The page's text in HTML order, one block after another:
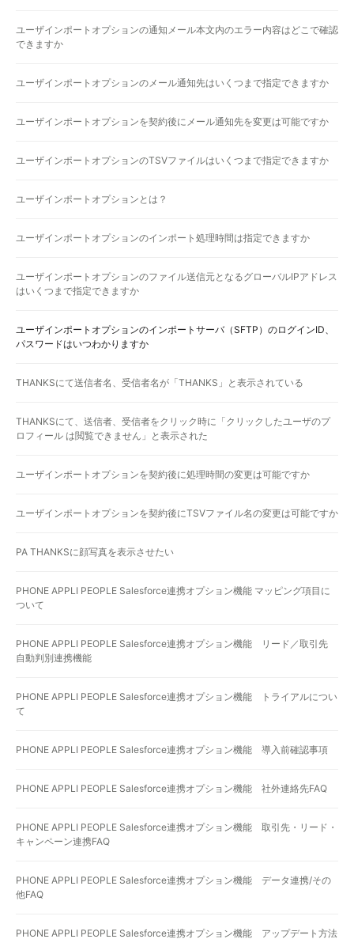
ユーザインポートオプションの通知メール本文内のエラー内容はどこで確認
できますか
ユーザインポートオプションのメール通知先はいくつまで指定できますか
ユーザインポートオプションを契約後にメール通知先を変更は可能ですか
ユーザインポートオプションのTSVファイルはいくつまで指定できますか
ユーザインポートオプションとは？
ユーザインポートオプションのインポート処理時間は指定できますか
ユーザインポートオプションのファイル送信元となるグローバルIPアドレス
はいくつまで指定できますか
ユーザインポートオプションのインポートサーバ（SFTP）のログインID、
パスワードはいつわかりますか
THANKSにて送信者名、受信者名が「THANKS」と表示されている
THANKSにて、送信者、受信者をクリック時に「クリックしたユーザのプ
ロフィール は閲覧できません」と表示された
ユーザインポートオプションを契約後に処理時間の変更は可能ですか
ユーザインポートオプションを契約後にTSVファイル名の変更は可能ですか
PA THANKSに顔写真を表示させたい
PHONE APPLI PEOPLE Salesforce連携オプション機能 マッピング項目に
ついて
PHONE APPLI PEOPLE Salesforce連携オプション機能 リード／取引先
自動判別連携機能
PHONE APPLI PEOPLE Salesforce連携オプション機能 トライアルについ
て
PHONE APPLI PEOPLE Salesforce連携オプション機能 導入前確認事項
PHONE APPLI PEOPLE Salesforce連携オプション機能 社外連絡先FAQ
PHONE APPLI PEOPLE Salesforce連携オプション機能 取引先・リード・
キャンペーン連携FAQ
PHONE APPLI PEOPLE Salesforce連携オプション機能 データ連携/その
他FAQ
PHONE APPLI PEOPLE Salesforce連携オプション機能 アップデート方法